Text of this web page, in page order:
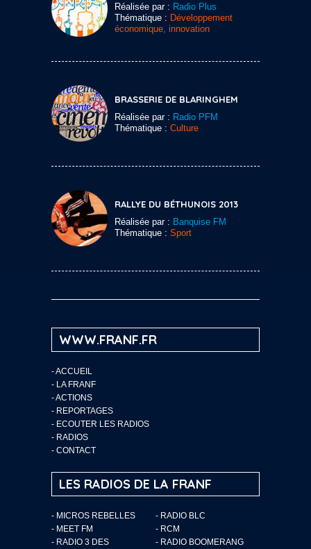
Réalisée par : Radio Plus
Thématique : Développement
économique, innovation
BRASSERIE DE BLARINGHEM
Réalisée par : Radio PFM
Thématique : Culture
RALLYE DU BÉTHUNOIS 2013
Réalisée par : Banquise FM
Thématique : Sport
WWW.FRANF.FR
-ACCUEIL
- LA FRANF
-ACTIONS
- REPORTAGES
- ECOUTER LES RADIOS
- RADIOS
- CONTACT
LES RADIOS DE LA FRANF
- MICROS REBELLES
- RADIO BLC
- MEET FM
- RCM
- RADIO 3 DES
- RADIO BOOMERANG